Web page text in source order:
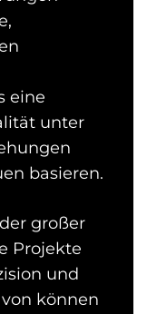
eine
unter
basieren.
großer
Projekte
und
können